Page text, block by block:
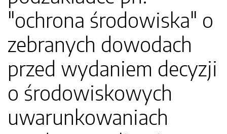
"ochrona środowiska" o
zebranych dowodach
przed wydaniem decyzji
o środowiskowych
uwarunkowaniach